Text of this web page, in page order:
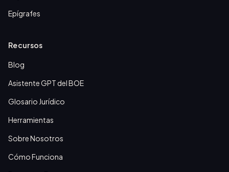
Epígrafes
Recursos
Blog
Asistente GPT del BOE
Glosario Jurídico
Herramientas
Sobre Nosotros
Cómo Funciona